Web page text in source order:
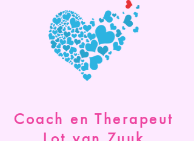
Coach en Therapeut